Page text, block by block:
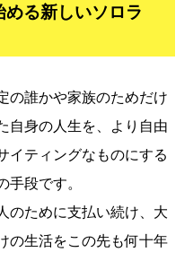
る新しいソロラ
の誰かや家族のためだけ
自身の人生を、より自由
イティングなものにする
手段です。
のために支払い続け、大
の生活をこの先も何十年